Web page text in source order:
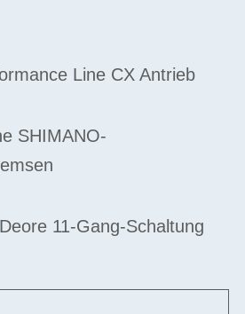
Line CX Antrieb
SHIMANO-
11-Gang-Schaltung